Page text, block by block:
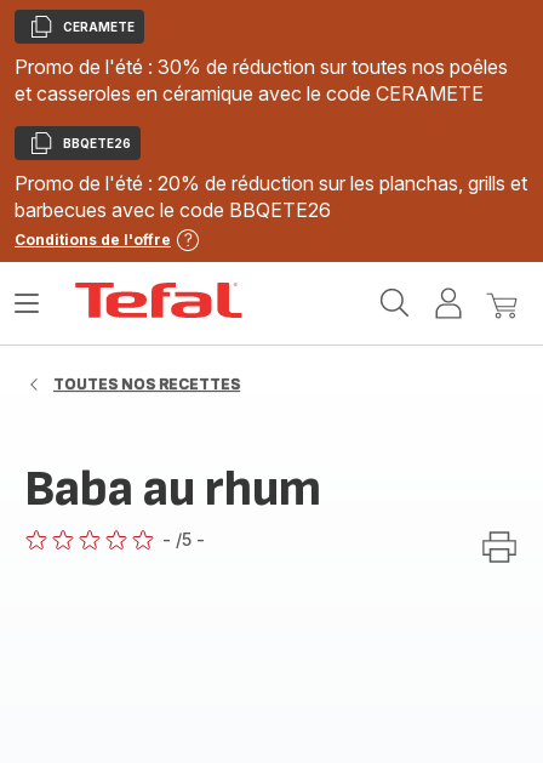
Copier
CERAMETE
Promo de l'été : 30% de réduction sur toutes nos poêles
et casseroles en céramique avec le code CERAMETE
Copier
BBQETE26
Promo de l'été : 20% de réduction sur les planchas, grills et
barbecues avec le code BBQETE26
Conditions de l'offre
MonMon
Ouvrir
TOUTES NOS RECETTES
Baba au rhum
- /5 -